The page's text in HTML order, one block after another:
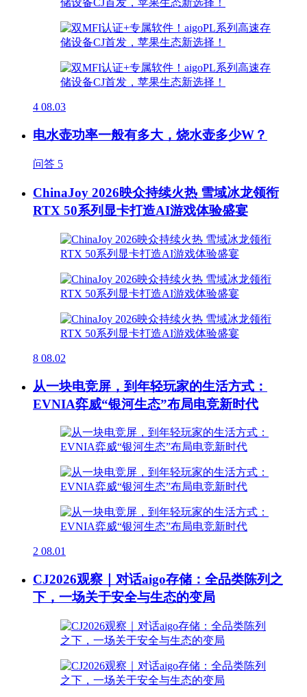
4 08.03
电水壶功率一般有多大，烧水壶多少W？
问答 5
ChinaJoy 2026映众持续火热 雪域冰龙领衔
RTX 50系列显卡打造AI游戏体验盛宴
8 08.02
从一块电竞屏，到年轻玩家的生活方式：
EVNIA弈威“银河生态”布局电竞新时代
2 08.01
CJ2026观察｜对话aigo存储：全品类陈列之
下，一场关于安全与生态的变局